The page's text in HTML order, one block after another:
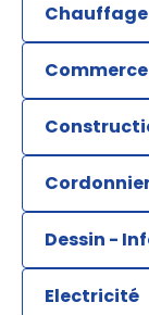
Dessin -
Electricité